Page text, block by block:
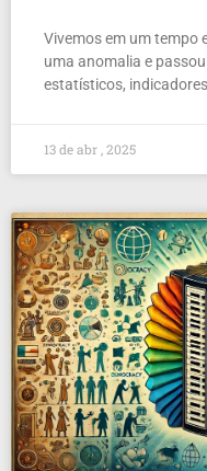
Vivemos em um tempo
uma anomalia e
estatísticos,
13 de abr , 2025